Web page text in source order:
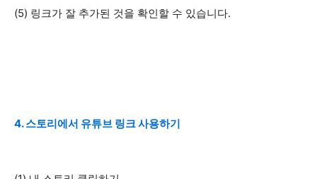
(5) 링크가 잘 추가된 것을 확인할 수 있습니다.
4. 스토리에서 유튜브 링크 사용하기